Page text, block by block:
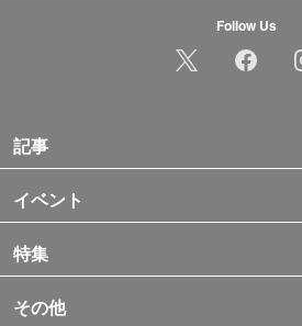
Follow Us
記事
イベント
特集
その他